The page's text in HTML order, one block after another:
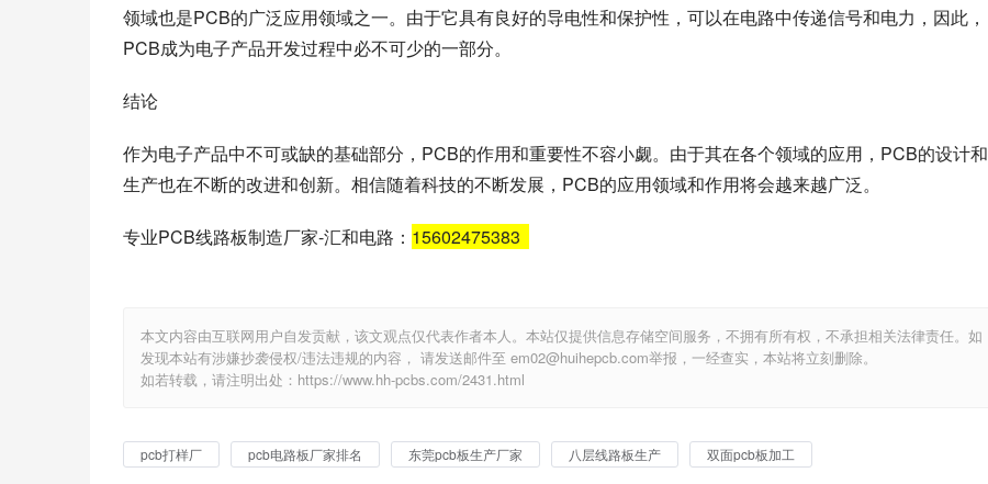
领域也是PCB的广泛应用领域之一。由于它具有良好的导电性和保护性，可以在电路中传递信号和电力，因此，
PCB成为电子产品开发过程中必不可少的一部分。
结论
作为电子产品中不可或缺的基础部分，PCB的作用和重要性不容小觑。由于其在各个领域的应用，PCB的设计和
生产也在不断的改进和创新。相信随着科技的不断发展，PCB的应用领域和作用将会越来越广泛。
专业PCB线路板制造厂家-汇和电路： 15602475383
本文内容由互联网用户自发贡献，该文观点仅代表作者本人。本站仅提供信息存储空间服务，不拥有所有权，不承担相关法律责任。如
发现本站有涉嫌抄袭侵权/违法违规的内容， 请发送邮件至 em02@huihepcb.com举报，一经查实，本站将立刻删除。
如若转载，请注明出处：https://www.hh-pcbs.com/2431.html
pcb打样厂 pcb电路板厂家排名 东莞pcb板生产厂家 八层线路板生产 双面pcb板加工